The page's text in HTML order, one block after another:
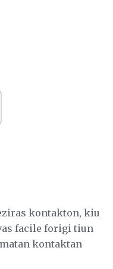
kontakton, kiu
facile forigi tiun
kontaktan